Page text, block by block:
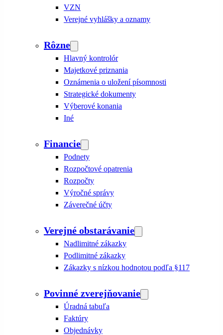
VZN
Verejné vyhlášky a oznamy
Rôzne
Hlavný kontrolór
Majetkové priznania
Oznámenia o uložení písomnosti
Strategické dokumenty
Výberové konania
Iné
Financie
Podnety
Rozpočtové opatrenia
Rozpočty
Výročné správy
Záverečné účty
Verejné obstarávanie
Nadlimitné zákazky
Podlimitné zákazky
Zákazky s nízkou hodnotou podľa §117
Povinné zverejňovanie
Úradná tabuľa
Faktúry
Objednávky